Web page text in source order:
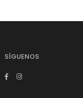
SÍGUENOS